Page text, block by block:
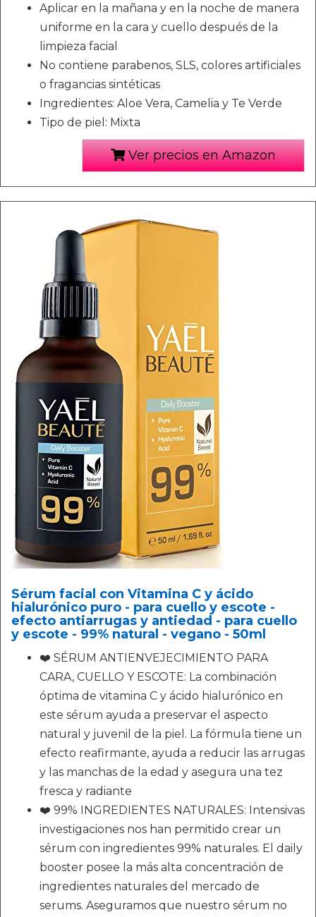
Aplicar en la mañana y en la noche de manera
uniforme en la cara y cuello después de la
limpieza facial
No contiene parabenos, SLS, colores artificiales
o fragancias sintéticas
Ingredientes: Aloe Vera, Camelia y Te Verde
Tipo de piel: Mixta
Ver precios en Amazon
Sérum facial con Vitamina C y ácido
hialurónico puro - para cuello y escote -
efecto antiarrugas y antiedad - para cuello
y escote - 99% natural - vegano - 50ml
❤️ SÉRUM ANTIENVEJECIMIENTO PARA
CARA, CUELLO Y ESCOTE: La combinación
óptima de vitamina C y ácido hialurónico en
este sérum ayuda a preservar el aspecto
natural y juvenil de la piel. La fórmula tiene un
efecto reafirmante, ayuda a reducir las arrugas
y las manchas de la edad y asegura una tez
fresca y radiante
❤️ 99% INGREDIENTES NATURALES: Intensivas
investigaciones nos han permitido crear un
sérum con ingredientes 99% naturales. El daily
booster posee la más alta concentración de
ingredientes naturales del mercado de
serums. Aseguramos que nuestro sérum no